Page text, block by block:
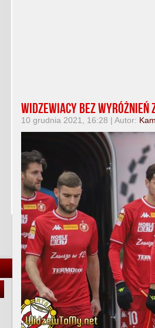
Widzewiacy bez
10 grudnia 2021, 16:28 | Autor: